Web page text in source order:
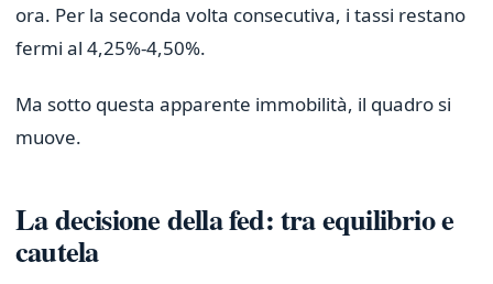
ora. Per la seconda volta consecutiva, i tassi restano
fermi al 4,25%-4,50%.
Ma sotto questa apparente immobilità, il quadro si
muove.
La decisione della fed: tra equilibrio e
cautela